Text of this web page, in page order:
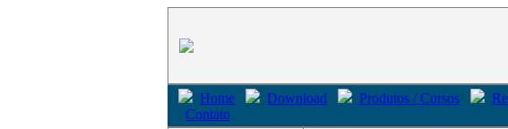
Home Download Produtos / Cursos
Contato